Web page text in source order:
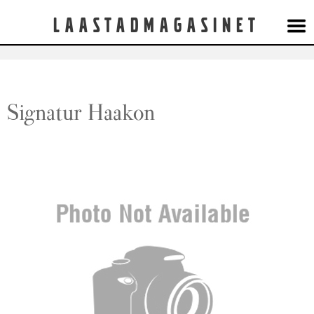
Laastadmagasinet
Signatur Haakon